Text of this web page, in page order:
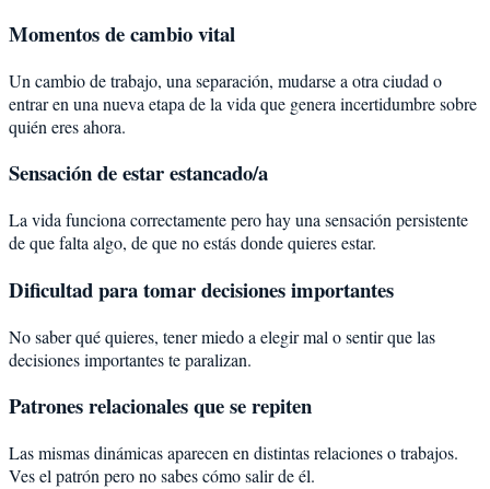
Momentos de cambio vital
Un cambio de trabajo, una separación, mudarse a otra ciudad o
entrar en una nueva etapa de la vida que genera incertidumbre sobre
quién eres ahora.
Sensación de estar estancado/a
La vida funciona correctamente pero hay una sensación persistente
de que falta algo, de que no estás donde quieres estar.
Dificultad para tomar decisiones importantes
No saber qué quieres, tener miedo a elegir mal o sentir que las
decisiones importantes te paralizan.
Patrones relacionales que se repiten
Las mismas dinámicas aparecen en distintas relaciones o trabajos.
Ves el patrón pero no sabes cómo salir de él.